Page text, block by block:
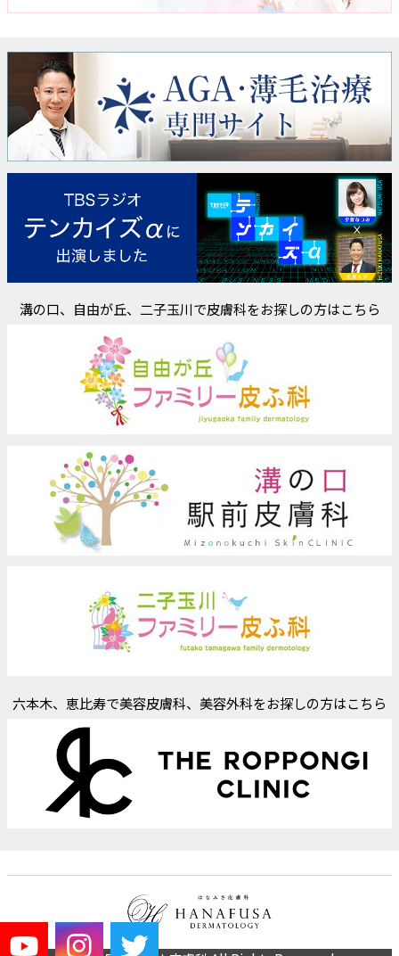
溝の口、自由が丘、二子玉川で皮膚科をお探しの方はこちら
六本木、恵比寿で美容皮膚科、美容外科をお探しの方はこちら